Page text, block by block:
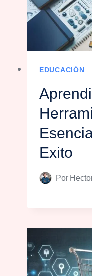
EDUCACIÓN
Exito
Por